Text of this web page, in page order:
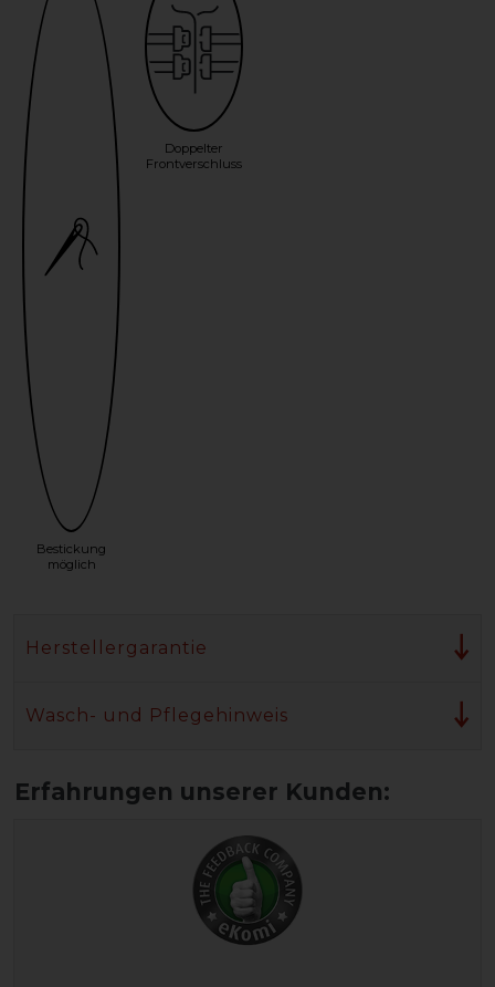
Bestickung
möglich
Doppelter
Frontverschluss
Herstellergarantie
Wasch- und Pflegehinweis